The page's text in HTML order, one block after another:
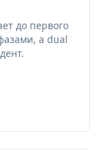
до первого
а dual